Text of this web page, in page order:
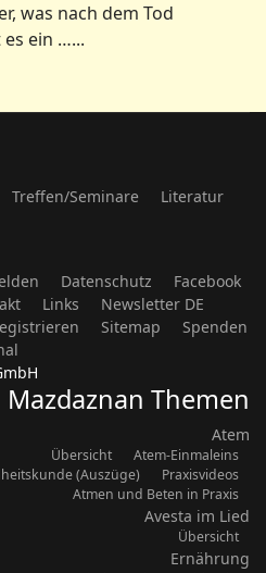
was nach dem Tod
ein …...
Treffen/Seminare
Literatur
Datenschutz
Facebook
Links
Newsletter DE
Sitemap
Spenden
Mazdaznan Themen
Atem
Übersicht
Atem-Einmaleins
(Auszüge)
Praxisvideos
Atmen und Beten in Praxis
Avesta im Lied
Übersicht
Ernährung